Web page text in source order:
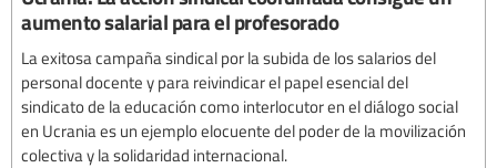
aumento salarial para el profesorado
La exitosa campaña sindical por la subida de los salarios del
personal docente y para reivindicar el papel esencial del
sindicato de la educación como interlocutor en el diálogo social
en Ucrania es un ejemplo elocuente del poder de la movilización
colectiva y la solidaridad internacional.